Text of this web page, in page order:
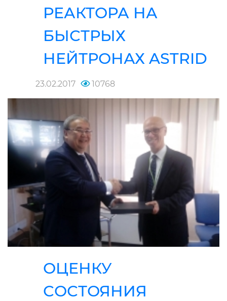
РЕАКТОРА НА
БЫСТРЫХ
НЕЙТРОНАХ ASTRID
23.02.2017 10768
ОЦЕНКУ
СОСТОЯНИЯ